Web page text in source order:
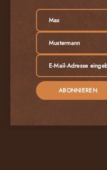
ABONNIEREN